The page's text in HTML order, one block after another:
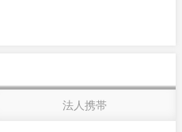
法人携帯